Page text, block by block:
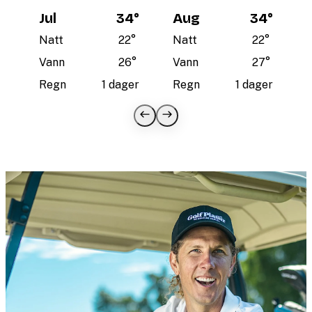
Jul 34°
Natt 22°
Vann
26°
Regn
1 dager
Aug 34°
Natt 22°
Vann
27°
Regn
1 dager